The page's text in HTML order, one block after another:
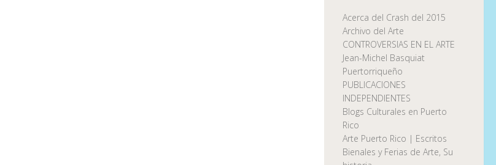
Acerca del Crash del 2015
Archivo del Arte
CONTROVERSIAS EN EL ARTE
Jean-Michel Basquiat
Puertorriqueño
PUBLICACIONES
INDEPENDIENTES
Blogs Culturales en Puerto
Rico
Arte Puerto Rico | Escritos
Bienales y Ferias de Arte, Su